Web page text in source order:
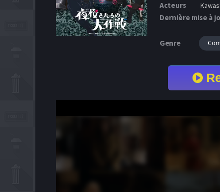
Acteurs
Dernière mise à
Genre